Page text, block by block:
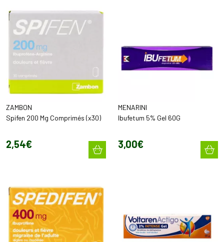
ZAMBON
Spifen 200 Mg Comprimés (x30)
2,54€
MENARINI
Ibufetum 5% Gel 60G
3,00€